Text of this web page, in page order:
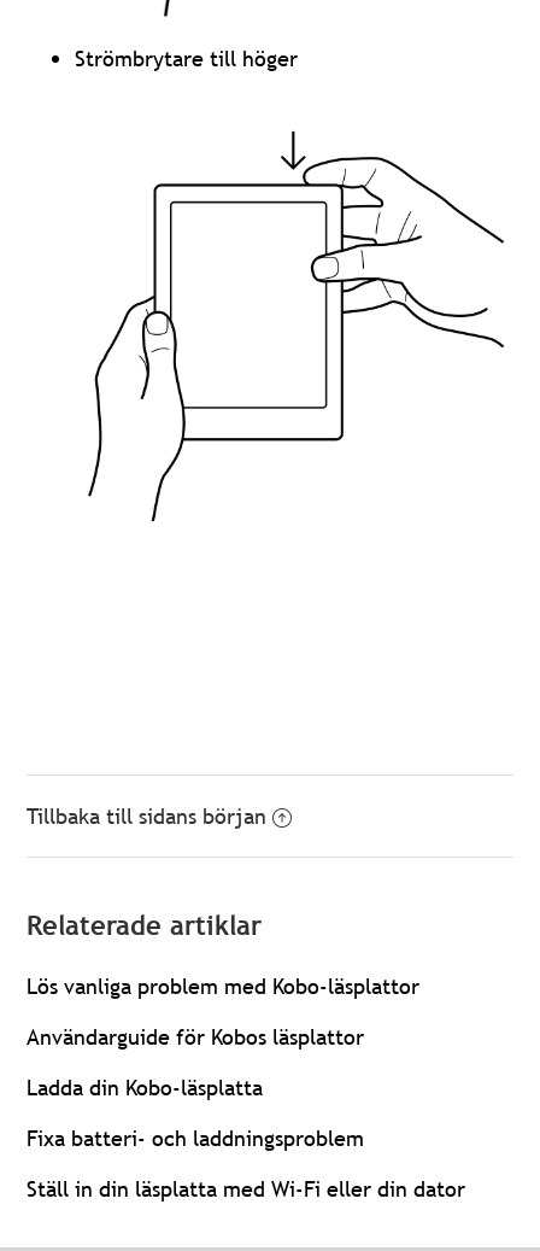
Strömbrytare till höger
Tillbaka till sidans början
Relaterade artiklar
Lös vanliga problem med Kobo-läsplattor
Användarguide för Kobos läsplattor
Ladda din Kobo-läsplatta
Fixa batteri- och laddningsproblem
Ställ in din läsplatta med Wi-Fi eller din dator